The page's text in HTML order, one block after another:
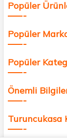
Popüler
Popüler
Popüler
Önemli
Turuncukasa